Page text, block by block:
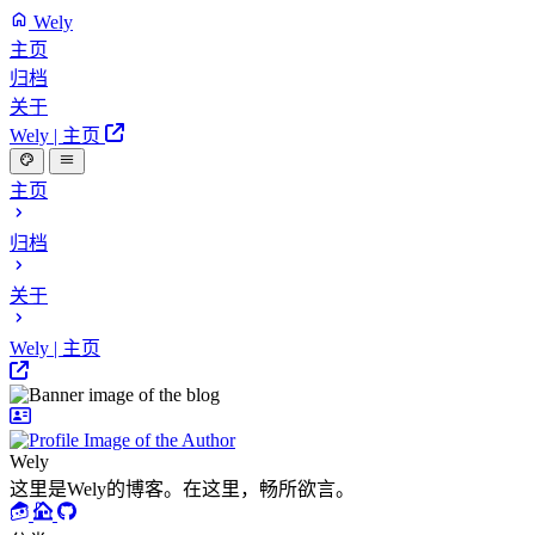
Wely
主页
归档
关于
Wely | 主页
主页
归档
关于
Wely | 主页
Wely
这里是Wely的博客。在这里，畅所欲言。